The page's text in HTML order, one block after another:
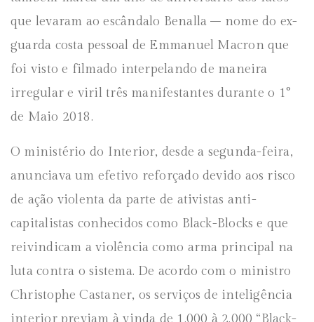
que levaram ao escândalo Benalla – nome do ex-
guarda costa pessoal de Emmanuel Macron que
foi visto e filmado interpelando de maneira
irregular e viril três manifestantes durante o 1°
de Maio 2018.
O ministério do Interior, desde a segunda-feira,
anunciava um efetivo reforçado devido aos risco
de ação violenta da parte de ativistas anti-
capitalistas conhecidos como Black-Blocks e que
reivindicam a violência como arma principal na
luta contra o sistema. De acordo com o ministro
Christophe Castaner, os serviços de inteligência
interior previam à vinda de 1.000 à 2.000 “Black-